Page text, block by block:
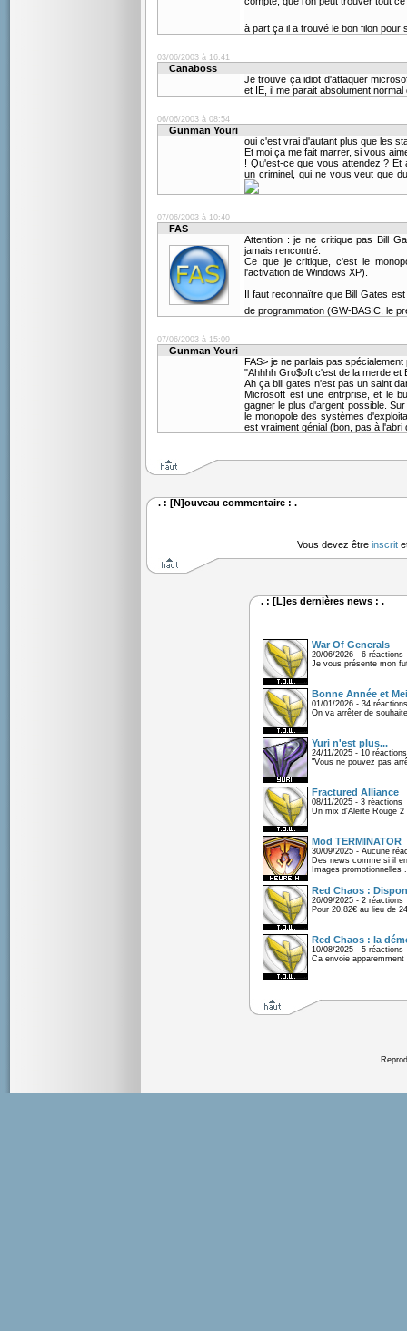
à part ça il a trouvé le bon filon
03/06/2003 à 16:41
Canaboss
Je trouve ça idiot d'attaquer
et IE, il me parait absolument
06/06/2003 à 08:54
Gunman Youri
oui c'est vrai d'autant plus que les
Et moi ça me fait marrer, si vous
! Qu'est-ce que vous attendez ? Et
un criminel, qui ne vous veut que
07/06/2003 à 10:40
FAS
Attention : je ne critique pas Bill
jamais rencontré.
Ce que je critique, c'est le
l'activation de Windows XP).
Il faut reconnaître que Bill Gates
de programmation (GW-BASIC, le
07/06/2003 à 15:09
Gunman Youri
FAS> je ne parlais pas
"Ahhhh Gro$oft c'est de la merde et
Ah ça bill gates n'est pas un saint
Microsoft est une entrprise, et le
gagner le plus d'argent possible.
le monopole des systèmes
est vraiment génial (bon, pas à
. : [N]ouveau commentaire : .
Vous devez être inscrit
. : [L]es dernières news : .
War Of Generals
20/06/2026 - 6 réactions
Je vous présente mon
Bonne Année et
01/01/2026 - 34 réactions
On va arrêter de
Yuri n'est plus...
24/11/2025 - 10 réactions
"Vous ne pouvez pas
Fractured Alliance
08/11/2025 - 3 réactions
Un mix d'Alerte Rouge
Mod TERMINATOR
30/09/2025 - Aucune
Des news comme si il
Images promotionnelles .
Red Chaos :
26/09/2025 - 2 réactions
Pour 20.82€ au lieu de
Red Chaos : la
10/08/2025 - 5 réactions
Ca envoie apparemment